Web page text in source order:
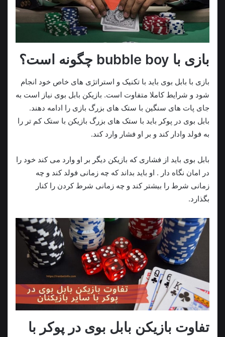
بازی با bubble boy چگونه است؟
بازی با بابل بوی باید با تکنیک و استراتژی های خاص خود انجام
شود و شرایط کاملا متفاوت است. بازیکن بابل بوی نیاز است به
جای پات های سنگین با ستک های بزرگ بازی را ادامه دهند.
بابل بوی در پوکر باید با ستک های بزرگ بازیکن با ستک کم تر را
به فولد وادار کند و بر او فشار وارد کند.
بابل بوی باید از فشاری که بازیکن دیگر بر او وارد می کند خود را
در امان نگاه دار . او باید بداند که چه زمانی فولد کند و چه
زمانی شرط را بیشتر کند و چه زمانی شرط کردن را کنار
بگذارد.
تفاوت بازیکن بابل بوی در پوکر با